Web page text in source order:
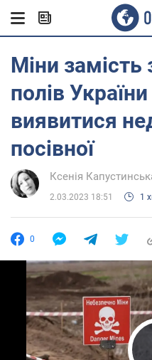
Міни замість
полів
виявитися
посівної
Ксенія
2.03.2023 18:51 1
0